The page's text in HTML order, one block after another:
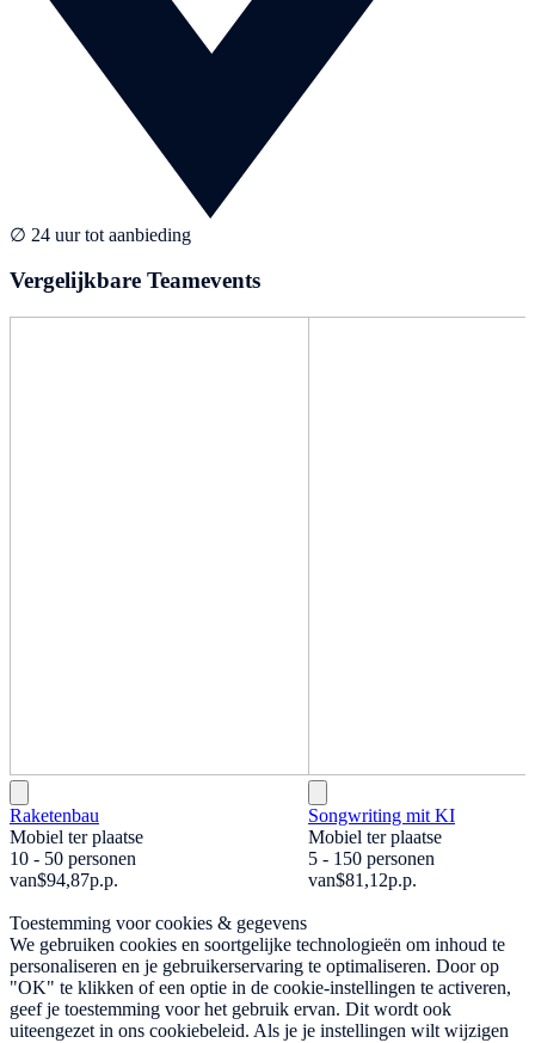
∅ 24 uur tot aanbieding
Vergelijkbare Teamevents
Raketenbau
Mobiel ter plaatse
10 - 50 personen
van$94,87p.p.
Songwriting mit KI
Mobiel ter plaatse
5 - 150 personen
van$81,12p.p.
Toestemming voor cookies & gegevens
We gebruiken cookies en soortgelijke technologieën om inhoud te
personaliseren en je gebruikerservaring te optimaliseren. Door op
"OK" te klikken of een optie in de cookie-instellingen te activeren,
geef je toestemming voor het gebruik ervan. Dit wordt ook
uiteengezet in ons cookiebeleid. Als je je instellingen wilt wijzigen